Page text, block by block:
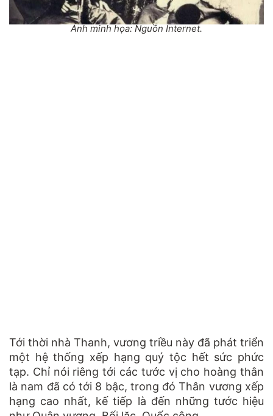
Ảnh minh họa: Nguồn Internet.
Tới thời nhà Thanh, vương triều này đã phát triển
một hệ thống xếp hạng quý tộc hết sức phức
tạp. Chỉ nói riêng tới các tước vị cho hoàng thân
là nam đã có tới 8 bậc, trong đó Thân vương xếp
hạng cao nhất, kế tiếp là đến những tước hiệu